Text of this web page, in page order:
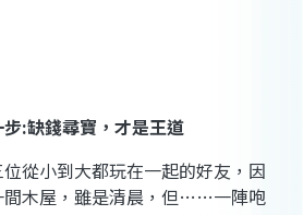
傳
:缺錢尋寶，才是王道
從小到大都玩在一起的好友，因
木屋，雖是清晨，但……一陣咆